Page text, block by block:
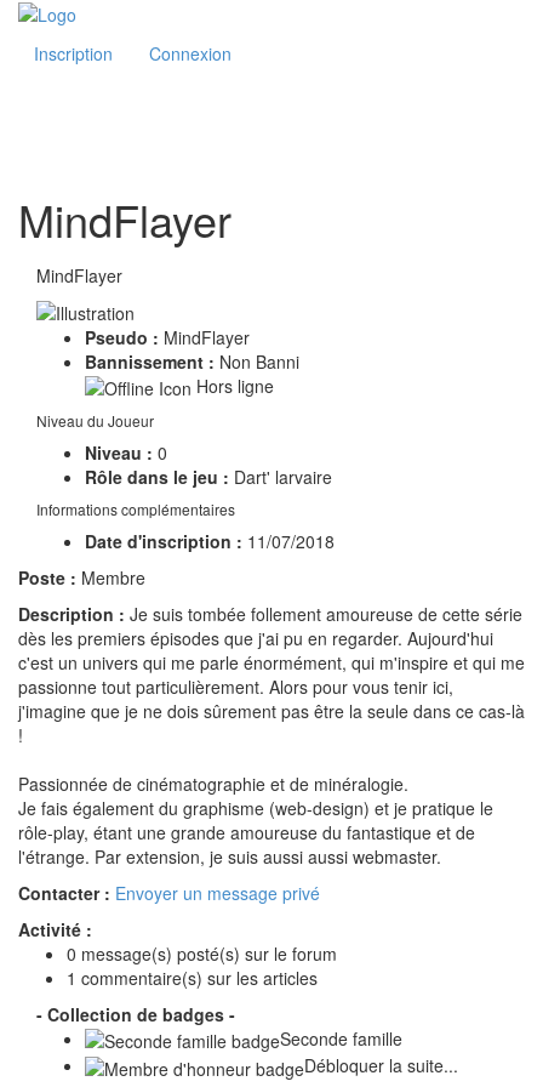
Inscription Connexion
MindFlayer
MindFlayer
Pseudo : MindFlayer
Bannissement : Non Banni
Hors ligne
Niveau du Joueur
Niveau : 0
Rôle dans le jeu : Dart' larvaire
Informations complémentaires
Date d'inscription : 11/07/2018
Poste : Membre
Description : Je suis tombée follement amoureuse de cette série
dès les premiers épisodes que j'ai pu en regarder. Aujourd'hui
c'est un univers qui me parle énormément, qui m'inspire et qui me
passionne tout particulièrement. Alors pour vous tenir ici,
j'imagine que je ne dois sûrement pas être la seule dans ce cas-là
!
Passionnée de cinématographie et de minéralogie.
Je fais également du graphisme (web-design) et je pratique le
rôle-play, étant une grande amoureuse du fantastique et de
l'étrange. Par extension, je suis aussi aussi webmaster.
Contacter : Envoyer un message privé
Activité :
0 message(s) posté(s) sur le forum
1 commentaire(s) sur les articles
- Collection de badges -
Seconde famille
Débloquer la suite...